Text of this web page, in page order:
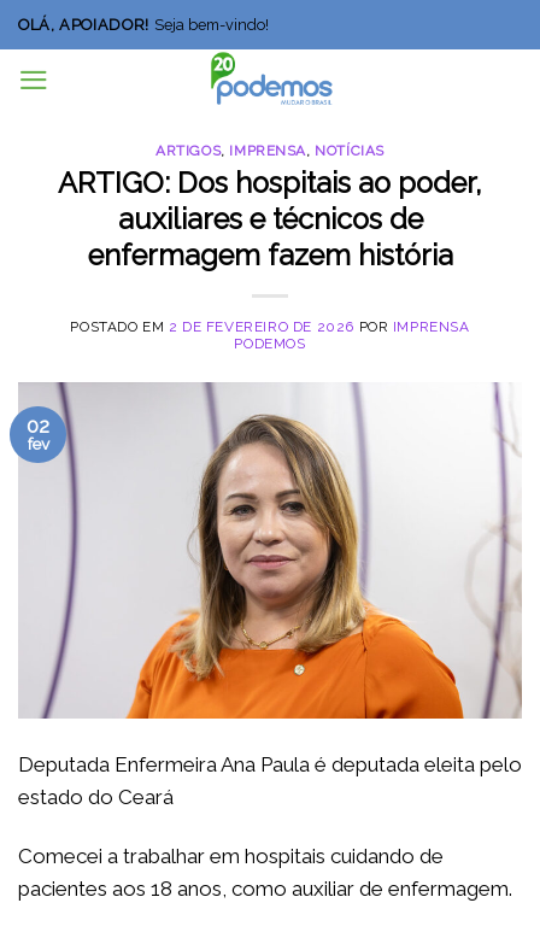
Skip
to
content
OLÁ, APOIADOR! Seja bem-vindo!
ARTIGOS, IMPRENSA, NOTÍCIAS
ARTIGO: Dos hospitais ao poder,
auxiliares e técnicos de
enfermagem fazem história
POSTADO EM 2 DE FEVEREIRO DE 2026 POR IMPRENSA
PODEMOS
02
fev
Deputada Enfermeira Ana Paula é deputada eleita pelo
estado do Ceará
Comecei a trabalhar em hospitais cuidando de
pacientes aos 18 anos, como auxiliar de enfermagem.